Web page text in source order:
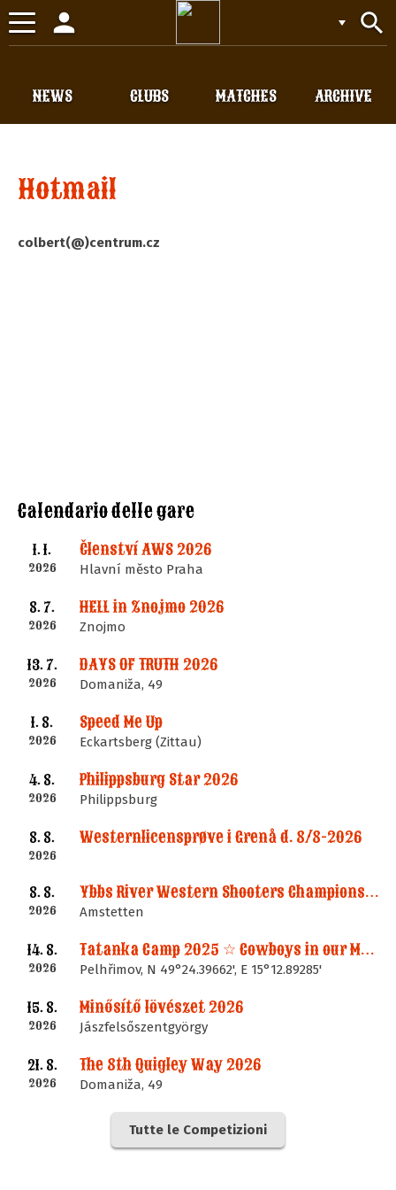
Toggle
navigation
search
person
CLUBS
NEWS MATCHES ARCHIVE
Hotmail
colbert(@)centrum.cz
Calendario delle gare
1. 1.
2026
Členství AWS 2026
Hlavní město Praha
8. 7.
2026
HELL in Znojmo 2026
Znojmo
13. 7.
2026
DAYS OF TRUTH 2026
Domaniža, 49
1. 8.
2026
Speed Me Up
Eckartsberg (Zittau)
4. 8.
2026
Philippsburg Star 2026
Philippsburg
8. 8.
2026
Westernlicensprøve i Grenå d. 8/8-2026
8. 8.
2026
Ybbs River Western Shooters Championship 2026 + LM
Amstetten
14. 8.
2026
Tatanka Camp 2025 ☆ Cowboys in our Memories
Pelhřimov, N 49°24.39662', E 15°12.89285'
15. 8.
2026
Minősítő lövészet 2026
Jászfelsőszentgyörgy
21. 8.
2026
The 8th Quigley Way 2026
Domaniža, 49
Tutte le Competizioni